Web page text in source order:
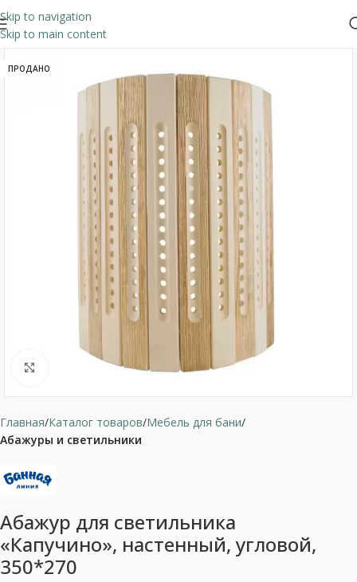
Skip to navigation
Skip to main content
ПРОДАНО
Нажмите, чтобы увеличить
Главная Каталог товаров Мебель для бани
Абажуры и светильники
Абажур для светильника
«Капучино», настенный, угловой,
350*270